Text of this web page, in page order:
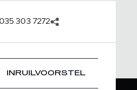
035 303 7272
INRUILVOORSTEL